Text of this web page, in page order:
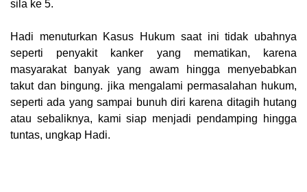
sila ke 5.
Hadi menuturkan Kasus Hukum saat ini tidak ubahnya
seperti penyakit kanker yang mematikan, karena
masyarakat banyak yang awam hingga menyebabkan
takut dan bingung. jika mengalami permasalahan hukum,
seperti ada yang sampai bunuh diri karena ditagih hutang
atau sebaliknya, kami siap menjadi pendamping hingga
tuntas, ungkap Hadi.